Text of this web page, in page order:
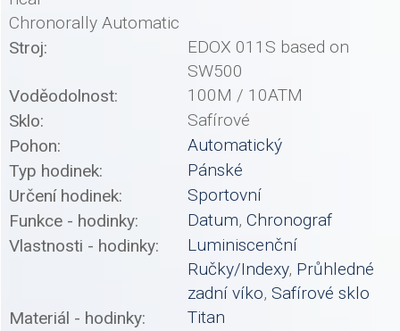
Chronorally Automatic
Stroj:
EDOX 011S based on
SW500
Voděodolnost:
100M / 10ATM
Sklo:
Safírové
Pohon:
Automatický
Typ hodinek:
Pánské
Určení hodinek:
Sportovní
Funkce - hodinky:
Datum, Chronograf
Vlastnosti - hodinky:
Luminiscenční
Ručky/Indexy, Průhledné
zadní víko, Safírové sklo
Materiál - hodinky:
Titan